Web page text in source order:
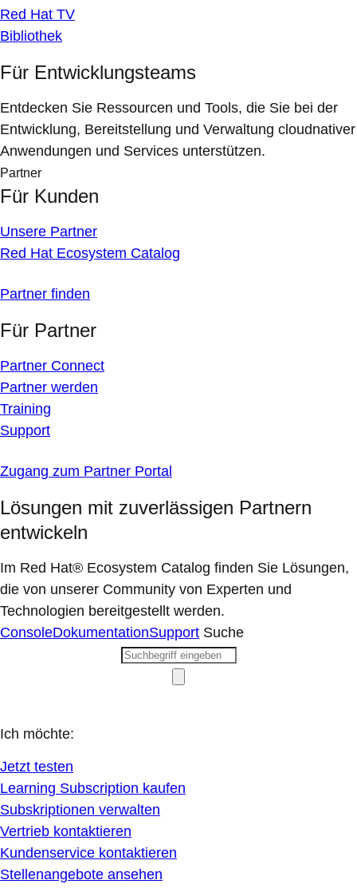
Red Hat TV
Bibliothek
Für Entwicklungsteams
Entdecken Sie Ressourcen und Tools, die Sie bei der
Entwicklung, Bereitstellung und Verwaltung cloudnativer
Anwendungen und Services unterstützen.
Partner
Für Kunden
Unsere Partner
Red Hat Ecosystem Catalog
Partner finden
Für Partner
Partner Connect
Partner werden
Training
Support
Zugang zum Partner Portal
Lösungen mit zuverlässigen Partnern
entwickeln
Im Red Hat® Ecosystem Catalog finden Sie Lösungen,
die von unserer Community von Experten und
Technologien bereitgestellt werden.
ConsoleDokumentationSupport Suche
Ich möchte:
Jetzt testen
Learning Subscription kaufen
Subskriptionen verwalten
Vertrieb kontaktieren
Kundenservice kontaktieren
Stellenangebote ansehen